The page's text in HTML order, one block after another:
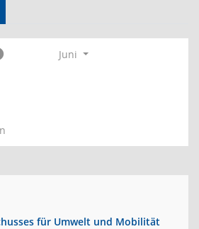
Juni
für Umwelt und Mobilität